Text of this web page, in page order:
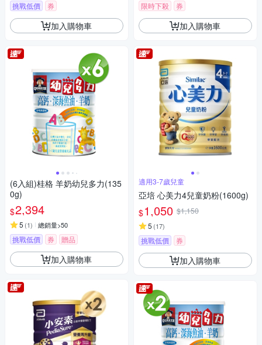
挑戰低價 券
加入購物車
(6入組)桂格 羊奶幼兒多力(135
0g)
$2,394
5 (1) 總銷量>50
挑戰低價 券 贈品
加入購物車
限時下殺 券
加入購物車
適用3-7歲兒童
亞培 心美力4兒童奶粉(1600g)
$1,050 $1,150
5 (17)
挑戰低價 券
加入購物車